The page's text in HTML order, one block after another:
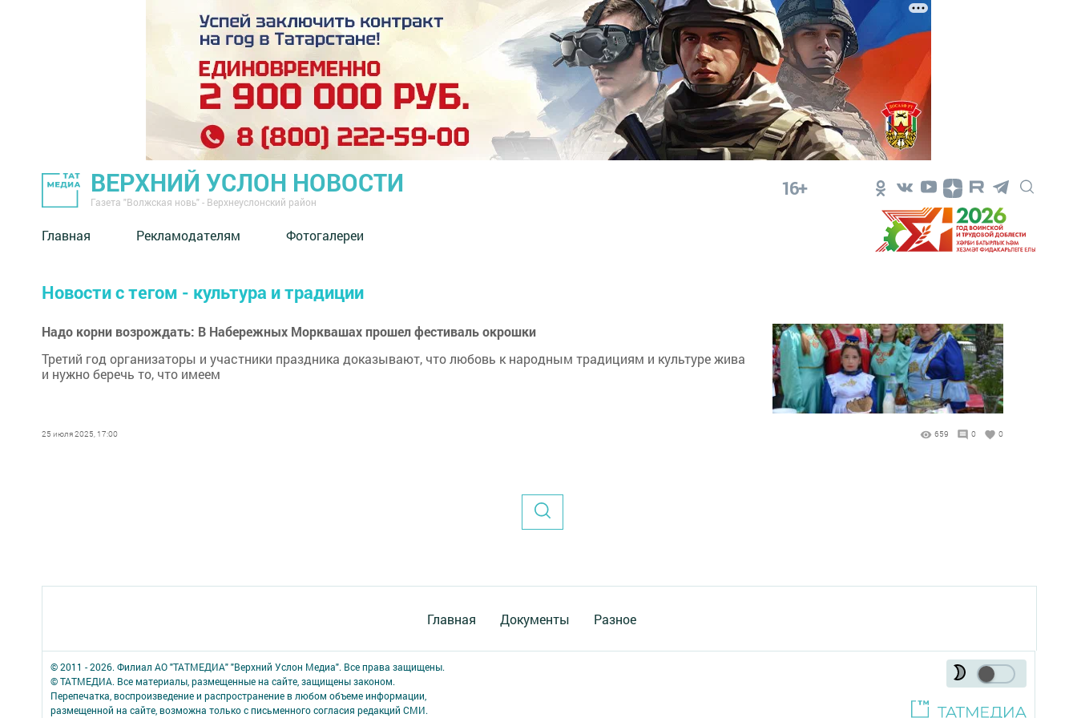
ВЕРХНИЙ УСЛОН НОВОСТИ
Газета "Волжская новь" - Верхнеуслонский район
16+
Главная Рекламодателям Фотогалереи
Новости с тегом - культура и традиции
Надо корни возрождать: В Набережных Морквашах прошел фестиваль окрошки
Третий год организаторы и участники праздника доказывают, что любовь к народным традициям и культуре жива
и нужно беречь то, что имеем
25 июля 2025, 17:00 659 0 0
Главная Документы Разное
© 2011 - 2026. Филиал АО "ТАТМЕДИА" "Верхний Услон Медиа". Все права защищены.
© ТАТМЕДИА. Все материалы, размещенные на сайте, защищены законом.
Перепечатка, воспроизведение и распространение в любом объеме информации,
размещенной на сайте, возможна только с письменного согласия редакций СМИ.